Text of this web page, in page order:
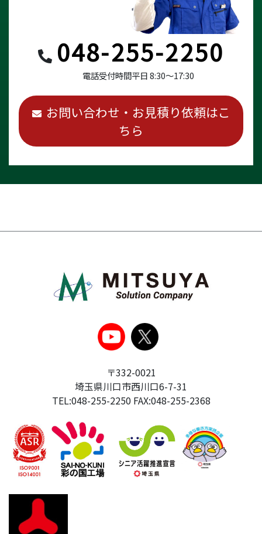
048-255-2250
電話受付時間平日 8:30～17:30
お問い合わせ・お見積り依頼はこ
ちら
〒332-0021
埼玉県川口市西川口6-7-31
TEL:048-255-2250 FAX:048-255-2368